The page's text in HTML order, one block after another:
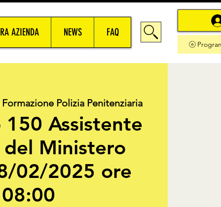
AZIENDA NEWS FAQ
Formazione Polizia Penitenziaria
150 Assistente
del Ministero
02/2025 ore
08:00